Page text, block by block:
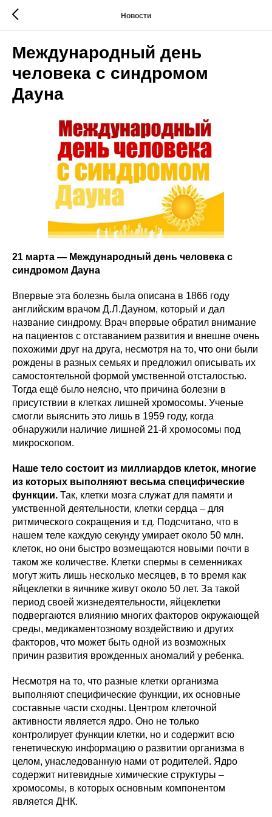
Новости
Международный день
человека с синдромом
Дауна
21 марта — Международный день человека с
синдромом Дауна
Впервые эта болезнь была описана в 1866 году
английским врачом Д.Л.Дауном, который и дал
название синдрому. Врач впервые обратил внимание
на пациентов с отставанием развития и внешне очень
похожими друг на друга, несмотря на то, что они были
рождены в разных семьях и предложил описывать их
самостоятельной формой умственной отсталостью.
Тогда ещё было неясно, что причина болезни в
присутствии в клетках лишней хромосомы. Ученые
смогли выяснить это лишь в 1959 году, когда
обнаружили наличие лишней 21-й хромосомы под
микроскопом.
Наше тело состоит из миллиардов клеток, многие
из которых выполняют весьма специфические
функции. Так, клетки мозга служат для памяти и
умственной деятельности, клетки сердца – для
ритмического сокращения и т.д. Подсчитано, что в
нашем теле каждую секунду умирает около 50 млн.
клеток, но они быстро возмещаются новыми почти в
таком же количестве. Клетки спермы в семенниках
могут жить лишь несколько месяцев, в то время как
яйцеклетки в яичнике живут около 50 лет. За такой
период своей жизнедеятельности, яйцеклетки
подвергаются влиянию многих факторов окружающей
среды, медикаментозному воздействию и других
факторов, что может быть одной из возможных
причин развития врожденных аномалий у ребенка.
Несмотря на то, что разные клетки организма
выполняют специфические функции, их основные
составные части сходны. Центром клеточной
активности является ядро. Оно не только
контролирует функции клетки, но и содержит всю
генетическую информацию о развитии организма в
целом, унаследованную нами от родителей. Ядро
содержит нитевидные химические структуры –
хромосомы, в которых основным компонентом
является ДНК.